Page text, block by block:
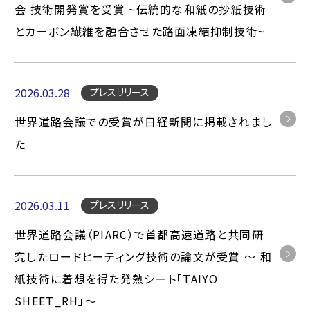
会 技術開発賞を受賞 ~伝統的な和紙の抄紙技術
とカーボン繊維を融合させた路面凍結抑制技術~
2026.03.28 プレスリリース
世界道路会議での受賞が日経新聞に掲載されまし
た
2026.03.11 プレスリリース
世界道路会議（PIARC）で首都高速道路と共同研
究したロードヒーティング技術の論文が受賞 〜 和
紙技術に着想を得た発熱シート「TAIYO
SHEET_RH」〜